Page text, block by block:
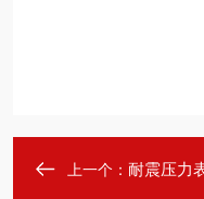
上一个： 耐震压力